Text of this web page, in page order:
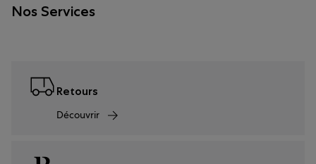
Nos Services
Retours
Découvrir